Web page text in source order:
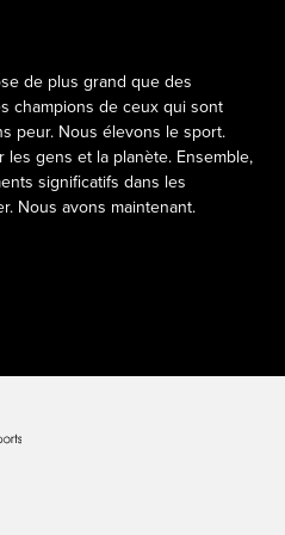
de plus grand que des
champions de ceux qui sont
peur. Nous élevons le sport.
les gens et la planète. Ensemble,
significatifs dans les
Nous avons maintenant.